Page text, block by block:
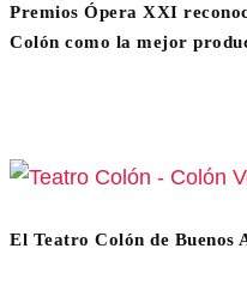
Premios Ópera XXI
Colón como la mejor
El Teatro Colón de Buenos